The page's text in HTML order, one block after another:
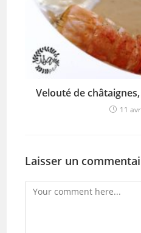
Velouté de
11
Laisser un